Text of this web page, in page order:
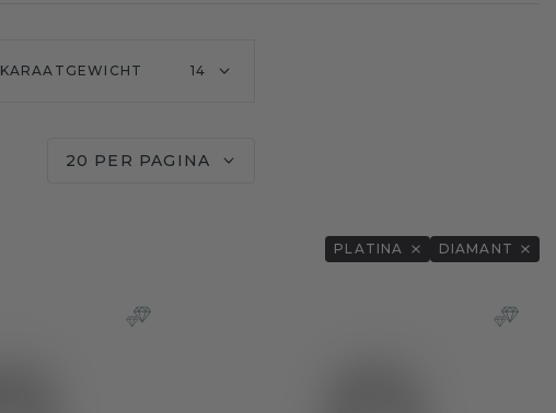
KARAATGEWICHT 14
20 PER PAGINA
PLATINA DIAMANT